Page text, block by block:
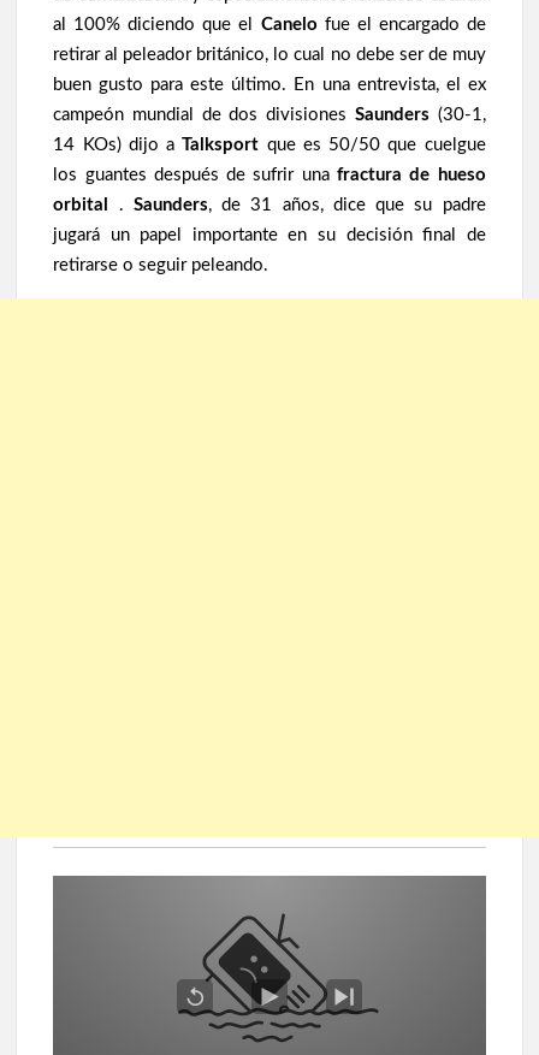
al 100% diciendo que el Canelo fue el encargado de
retirar al peleador británico, lo cual no debe ser de muy
buen gusto para este último. En una entrevista, el ex
campeón mundial de dos divisiones Saunders (30-1,
14 KOs) dijo aTalksport que es 50/50 que cuelgue
los guantes después de sufrir unafractura de hueso
orbital
. Saunders, de 31 años, dice que su padre
jugará un papel importante en su decisión final de
retirarse o seguir peleando.